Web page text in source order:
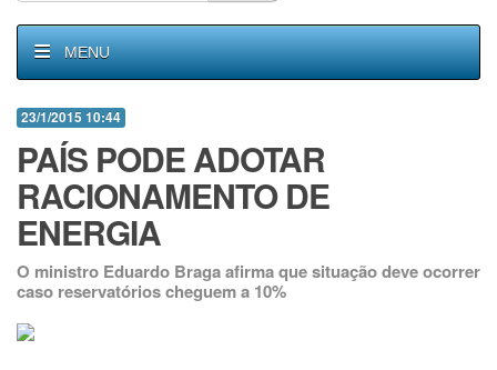
MENU
23/1/2015 10:44
PAÍS PODE ADOTAR
RACIONAMENTO DE
ENERGIA
O ministro Eduardo Braga afirma que situação deve ocorrer
caso reservatórios cheguem a 10%